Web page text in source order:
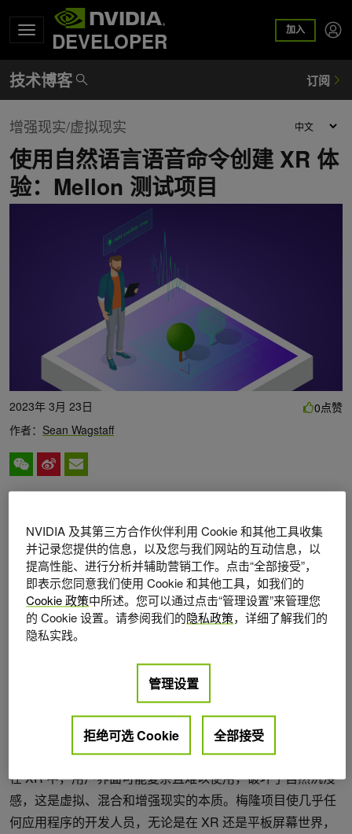
DEVELOPER 加入
增强现实/虚拟现实
使用自然语言语音命令创建 XR 体
验：Mellon 测试项目
2023年 3月 23日
作者： Sean Wagstaff
0点赞
音人工智能的重量级力量 (NVIDIA Riva) 和大型语言模型（
LLM ） (NVIDIA NeMo 服务) 以简化沉浸式环境中的用户交
互。 NVIDIA 在环境影响评估 GTC 2023开发人员可以开始
测试 Project Mellon ，探索创建由自然语言语音命令控制的
免提扩展现实（ XR ）体验。
门》（ Doors of Durin ）（“说朋友的话，然后进入”）所提
醒的那样，文字可以移山倒海。梅隆计划背后的基本理念
是，可以以一种实用的方式利用语音人工智能和 LLM 的力量
来打开大门，并在虚拟世界中做更多的事情
在 XR 中，用户界面可能复杂且难以使用，破坏了自然沉浸
感，这是虚拟、混合和增强现实的本质。梅隆项目使几乎任
何应用程序的开发人员，无论是在 XR 还是平板屏幕世界，
NVIDIA 及其第三方合作伙伴利用 Cookie 和其他工具收集
并记录您提供的信息，以及您与我们网站的互动信息，以
提高性能、进行分析并辅助营销工作。点击“全部接受”，
即表示您同意我们使用 Cookie 和其他工具，如我们的
Cookie 政策中所述。您可以通过点击“管理设置”来管理您
的 Cookie 设置。请参阅我们的隐私政策，详细了解我们的
隐私实践。
管理设置
拒绝可选 Cookie 全部接受